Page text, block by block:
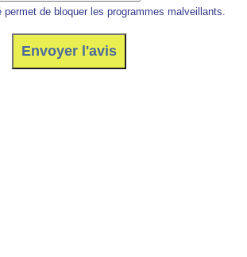
permet de bloquer les programmes malveillants.